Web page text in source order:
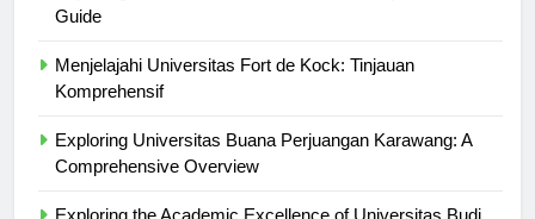
Exploring Universitas Achmad Yani: A Comprehensive
Menjelajahi Universitas Fort de Kock: Tinjauan
Exploring Universitas Buana Perjuangan Karawang: A